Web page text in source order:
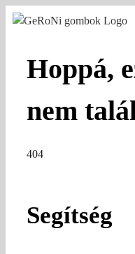
Kihagyás
Hoppá,
nem
404
Segítség